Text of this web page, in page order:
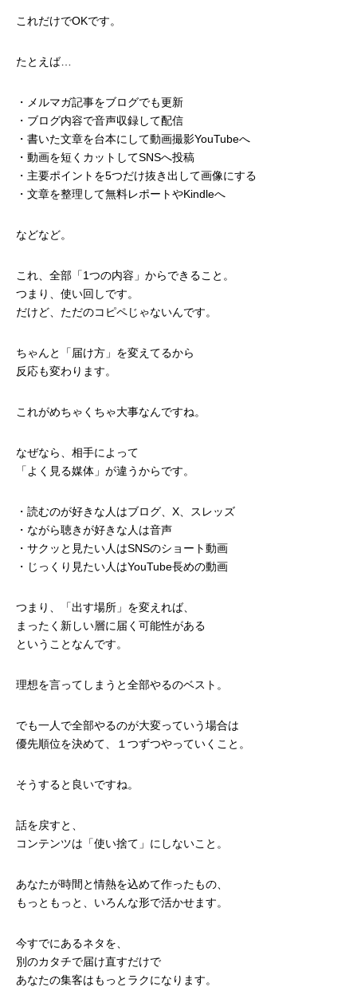
これだけでOKです。
たとえば…
・メルマガ記事をブログでも更新
・ブログ内容で音声収録して配信
・書いた文章を台本にして動画撮影YouTubeへ
・動画を短くカットしてSNSへ投稿
・主要ポイントを5つだけ抜き出して画像にする
・文章を整理して無料レポートやKindleへ
などなど。
これ、全部「1つの内容」からできること。
つまり、使い回しです。
だけど、ただのコピペじゃないんです。
ちゃんと「届け方」を変えてるから
反応も変わります。
これがめちゃくちゃ大事なんですね。
なぜなら、相手によって
「よく見る媒体」が違うからです。
・読むのが好きな人はブログ、X、スレッズ
・ながら聴きが好きな人は音声
・サクッと見たい人はSNSのショート動画
・じっくり見たい人はYouTube長めの動画
つまり、「出す場所」を変えれば、
まったく新しい層に届く可能性がある
ということなんです。
理想を言ってしまうと全部やるのベスト。
でも一人で全部やるのが大変っていう場合は
優先順位を決めて、１つずつやっていくこと。
そうすると良いですね。
話を戻すと、
コンテンツは「使い捨て」にしないこと。
あなたが時間と情熱を込めて作ったもの、
もっともっと、いろんな形で活かせます。
今すでにあるネタを、
別のカタチで届け直すだけで
あなたの集客はもっとラクになります。